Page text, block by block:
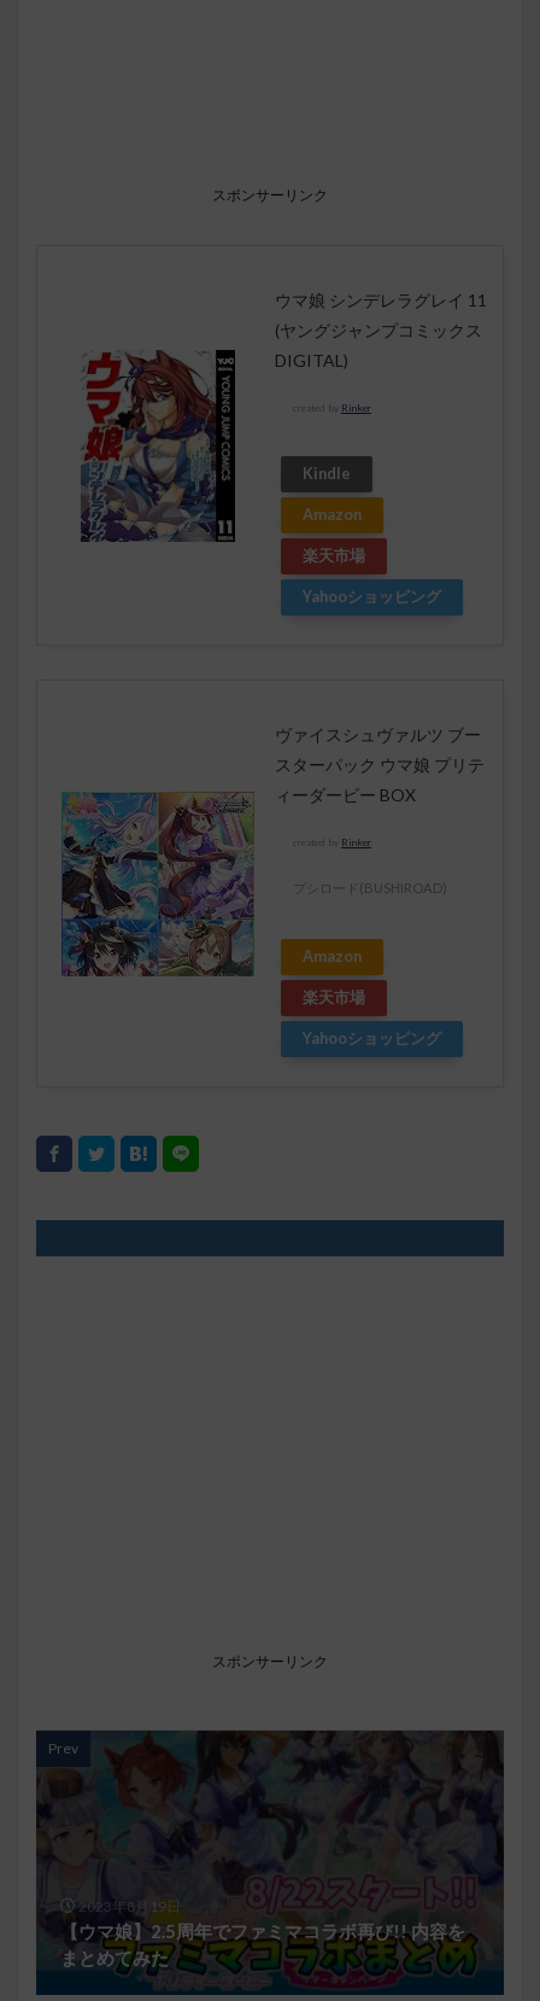
スポンサーリンク
ウマ娘 シンデレラグレイ 11
(ヤングジャンプコミックス
DIGITAL)
created by Rinker
Kindle
Amazon
楽天市場
Yahooショッピング
ヴァイスシュヴァルツ ブー
スターパック ウマ娘 プリテ
ィーダービー BOX
created by Rinker
ブシロード(BUSHIROAD)
Amazon
楽天市場
Yahooショッピング
スポンサーリンク
Prev
2023年8月19日
【ウマ娘】2.5周年でファミマコラボ再び!! 内容を
まとめてみた